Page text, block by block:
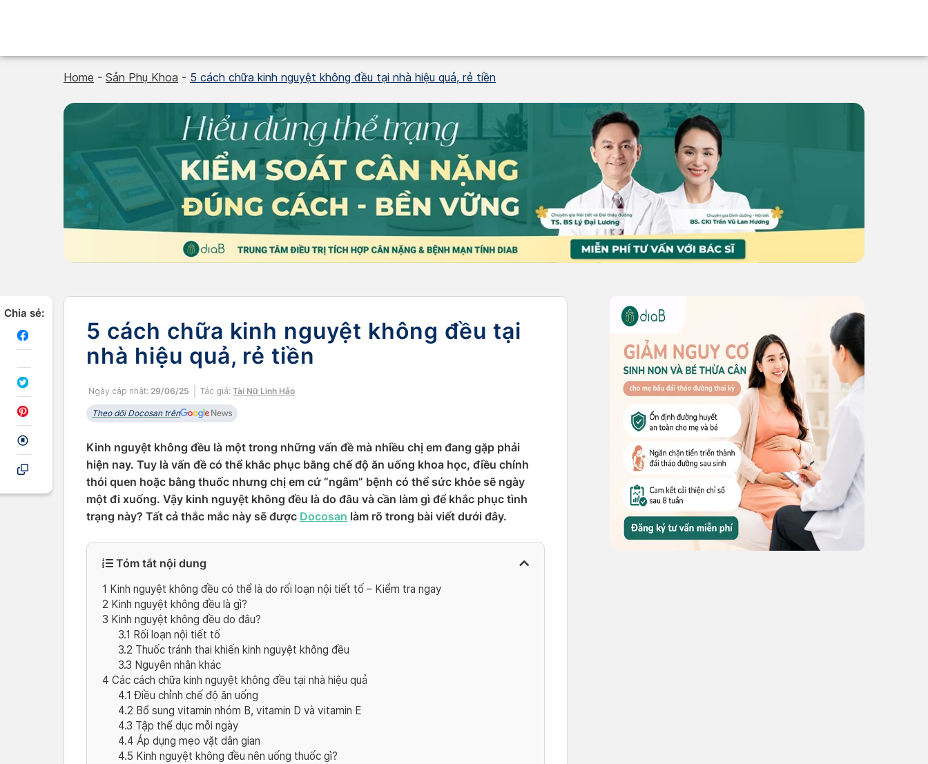
Home - Sản Phụ Khoa - 5 cách chữa kinh nguyệt không đều tại nhà hiệu quả, rẻ tiền
Chia sẻ:
5 cách chữa kinh nguyệt không đều tại
nhà hiệu quả, rẻ tiền
Ngày cập nhật: 29/06/25 Tác giả: Tài Nữ Linh Hảo
Theo dõi Docosan trên
Kinh nguyệt không đều là một trong những vấn đề mà nhiều chị em đang gặp phải
hiện nay. Tuy là vấn đề có thể khắc phục bằng chế độ ăn uống khoa học, điều chỉnh
thói quen hoặc bằng thuốc nhưng chị em cứ “ngâm” bệnh có thể sức khỏe sẽ ngày
một đi xuống. Vậy kinh nguyệt không đều là do đâu và cần làm gì để khắc phục tình
trạng này? Tất cả thắc mắc này sẽ được Docosan làm rõ trong bài viết dưới đây.
Tóm tắt nội dung
1 Kinh nguyệt không đều có thể là do rối loạn nội tiết tố – Kiểm tra ngay
2 Kinh nguyệt không đều là gì?
3 Kinh nguyệt không đều do đâu?
3.1 Rối loạn nội tiết tố
3.2 Thuốc tránh thai khiến kinh nguyệt không đều
3.3 Nguyên nhân khác
4 Các cách chữa kinh nguyệt không đều tại nhà hiệu quả
4.1 Điều chỉnh chế độ ăn uống
4.2 Bổ sung vitamin nhóm B, vitamin D và vitamin E
4.3 Tập thể dục mỗi ngày
4.4 Áp dụng mẹo vặt dân gian
4.5 Kinh nguyệt không đều nên uống thuốc gì?